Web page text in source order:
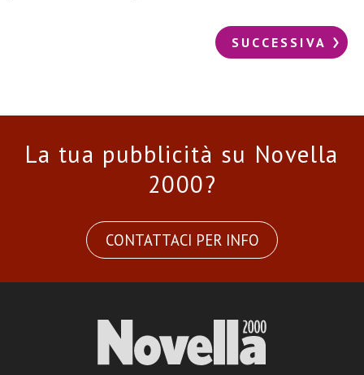
SUCCESSIVA
La tua pubblicità su Novella
2000?
CONTATTACI PER INFO